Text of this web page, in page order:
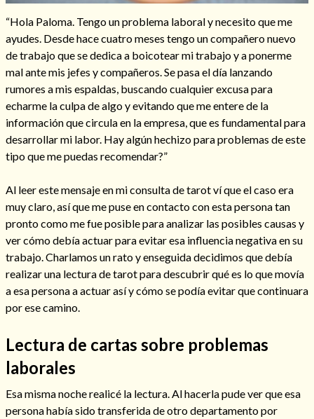
Cómo alejar a la amante de mi esposo
Endulzamiento
“Hola Paloma. Tengo un problema laboral y necesito que me
ayudes. Desde hace cuatro meses tengo un compañero nuevo
de trabajo que se dedica a boicotear mi trabajo y a ponerme
mal ante mis jefes y compañeros. Se pasa el día lanzando
rumores a mis espaldas, buscando cualquier excusa para
echarme la culpa de algo y evitando que me entere de la
información que circula en la empresa, que es fundamental para
desarrollar mi labor. Hay algún hechizo para problemas de este
tipo que me puedas recomendar?”
Al leer este mensaje en mi consulta de tarot ví que el caso era
muy claro, así que me puse en contacto con esta persona tan
pronto como me fue posible para analizar las posibles causas y
ver cómo debía actuar para evitar esa influencia negativa en su
trabajo. Charlamos un rato y enseguida decidimos que debía
realizar una lectura de tarot para descubrir qué es lo que movía
a esa persona a actuar así y cómo se podía evitar que continuara
por ese camino.
Lectura de cartas sobre problemas
laborales
Esa misma noche realicé la lectura. Al hacerla pude ver que esa
persona había sido transferida de otro departamento por